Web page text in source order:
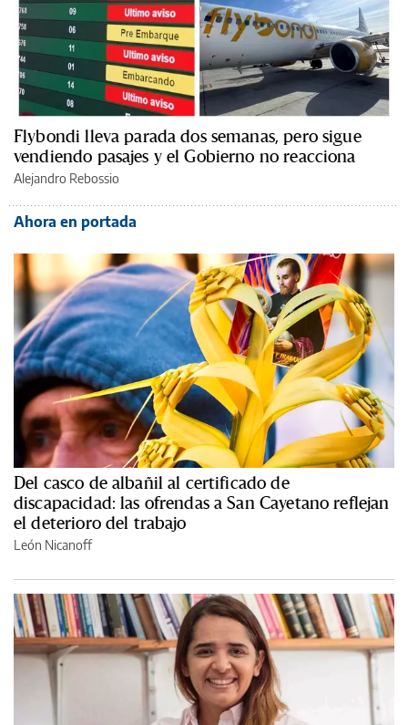
Flybondi lleva parada dos semanas, pero sigue
vendiendo pasajes y el Gobierno no reacciona
Alejandro Rebossio
Ahora en portada
Del casco de albañil al certificado de
discapacidad: las ofrendas a San Cayetano reflejan
el deterioro del trabajo
León Nicanoff